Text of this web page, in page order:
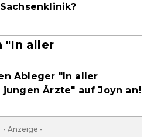
"In aller
Ableger "In aller
Ärzte" auf Joyn an!
- Anzeige -